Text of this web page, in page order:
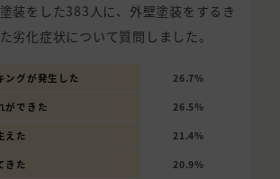
装をした383人に、外壁塗装をするき
劣化症状について質問しました。
ングが発生した 26.7%
ができた 26.5%
えた 21.4%
きた 20.9%